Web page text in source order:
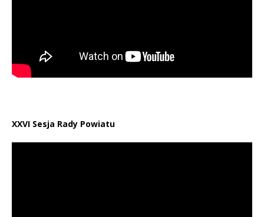
XXVI Sesja Rady Powiatu